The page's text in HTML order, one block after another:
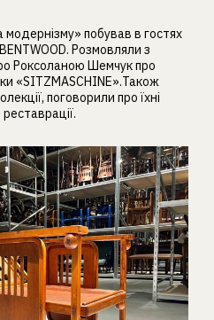
модернізму» побував в гостях
Розмовляли з
Роксоланою Шемчук про
«SITZMASCHINE».Також
поговорили про їхні